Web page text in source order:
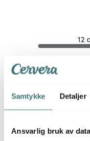
Samtykke Detaljer
Ansvarlig bruk av
12
Nespresso
finnes ulike kapsler